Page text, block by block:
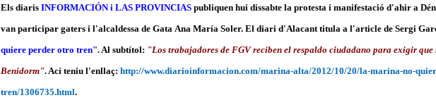
Els diaris INFORMACIÓN i LAS PROVINCIAS publiquen hui dissabte la protesta i manifestació d'ahir a
van participar gaters i l'alcaldessa de Gata Ana María Soler. El diari d'Alacant titula a l'article de Sergi
quiere perder otro tren". Al subtítol: "Los trabajadores de FGV reciben el respaldo ciudadano para exigir
Benidorm". Ací teniu l'enllaç: http://www.diarioinformacion.com/marina-alta/2012/10/20/la-marina-no-
tren/1306735.html.